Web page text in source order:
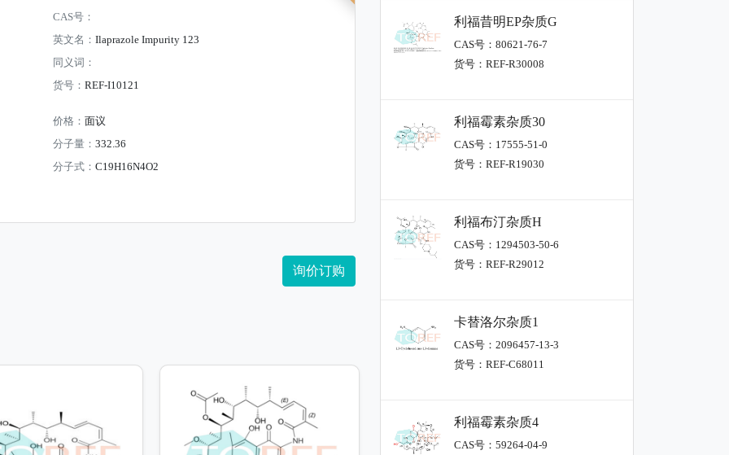
CAS号：
英文名： Ilaprazole Impurity 123
同义词：
货号： REF-I10121
价格： 面议
分子量： 332.36
分子式： C19H16N4O2
询价订购
利福昔明EP杂质G
CAS号：80621-76-7
货号：REF-R30008
利福霉素杂质30
CAS号：17555-51-0
货号：REF-R19030
利福布汀杂质H
CAS号：1294503-50-6
货号：REF-R29012
卡替洛尔杂质1
CAS号：2096457-13-3
货号：REF-C68011
利福霉素杂质4
CAS号：59264-04-9